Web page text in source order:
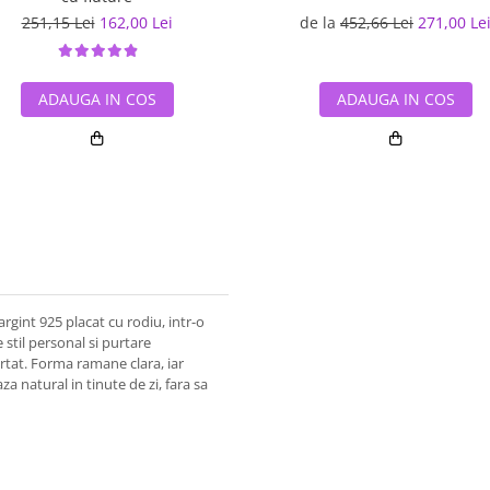
251,15 Lei 162,00 Lei
ADAUGA IN COS
de la 452,66 Lei 271,00 Lei
ADAUGA IN COS
925 placat cu rodiu, intr-o
stil personal si purtare
Forma ramane clara, iar
natural in tinute de zi, fara sa